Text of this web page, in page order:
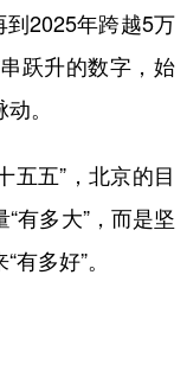
到2025年跨越5万
跃升的数字，始
。
五”，北京的目
有多大”，而是坚
有多好”。